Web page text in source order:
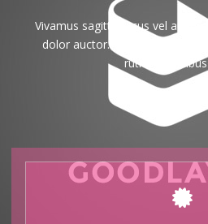
Vivamus sagittis lacus vel
dolor auctor. Vivamus sagittis
rutrum